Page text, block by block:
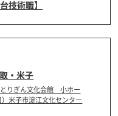
技術職】
・米子
りぎん文化会館 小ホー
米子市淀江文化センター